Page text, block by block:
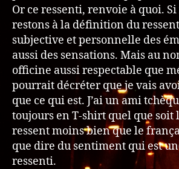
Or ce ressenti, renvoie à quoi.
restons à la définition du
subjective et personnelle des
aussi des sensations. Mais au
officine aussi respectable que
pourrait décréter que je vais
que ce qui est. J’ai un ami
toujours en T-shirt quel que soit
ressent moins bien que le
que dire du sentiment qui est
ressenti.